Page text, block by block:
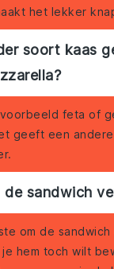
het lekker
soort kaas
feta of
geeft een andere
sandwich
om de
je hem toch wilt